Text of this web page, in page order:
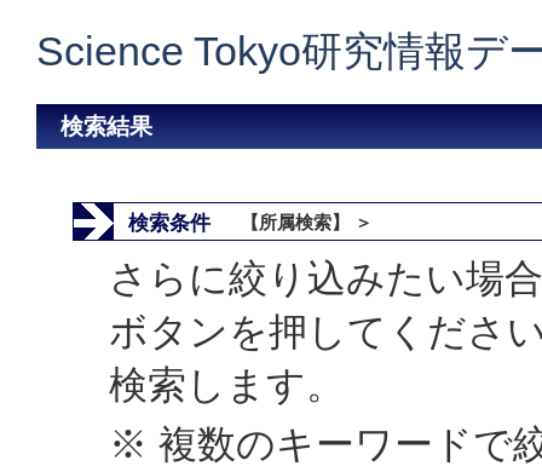
Science Tokyo研究情報デ
検索結果
検索条件 【所属検索】 ＞
さらに絞り込みたい場
ボタンを押してくださ
検索します。
※ 複数のキーワードで